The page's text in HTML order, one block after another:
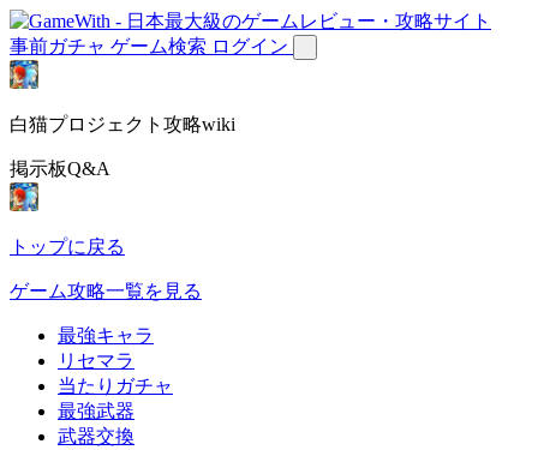
事前ガチャ ゲーム検索 ログイン
白猫プロジェクト攻略wiki
掲示板Q&A
トップに戻る
ゲーム攻略一覧を見る
最強キャラ
リセマラ
当たりガチャ
最強武器
武器交換